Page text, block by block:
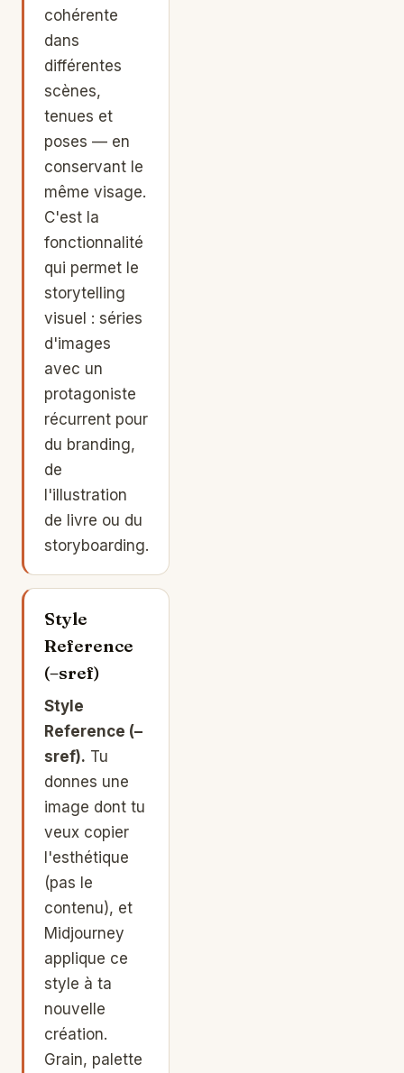
cohérente
dans
différentes
scènes,
tenues et
poses — en
conservant le
même visage.
C'est la
fonctionnalité
qui permet le
storytelling
visuel : séries
d'images
avec un
protagoniste
récurrent pour
du branding,
de
l'illustration
de livre ou du
storyboarding.
Style
Reference
(–sref)
Style
Reference (–
sref). Tu
donnes une
image dont tu
veux copier
l'esthétique
(pas le
contenu), et
Midjourney
applique ce
style à ta
nouvelle
création.
Grain, palette